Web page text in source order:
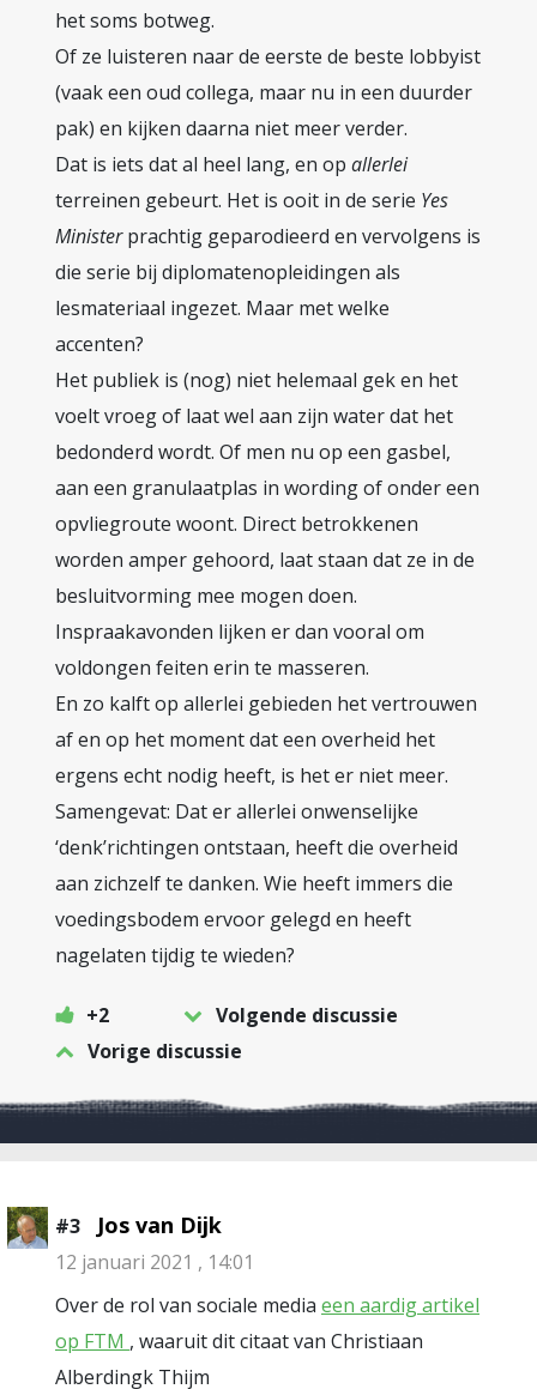
het soms botweg.
Of ze luisteren naar de eerste de beste lobbyist
(vaak een oud collega, maar nu in een duurder
pak) en kijken daarna niet meer verder.
Dat is iets dat al heel lang, en op allerlei
terreinen gebeurt. Het is ooit in de serie Yes
Ministerprachtig geparodieerd en vervolgens is
die serie bij diplomatenopleidingen als
lesmateriaal ingezet. Maar met welke
accenten?
Het publiek is (nog) niet helemaal gek en het
voelt vroeg of laat wel aan zijn water dat het
bedonderd wordt. Of men nu op een gasbel,
aan een granulaatplas in wording of onder een
opvliegroute woont. Direct betrokkenen
worden amper gehoord, laat staan dat ze in de
besluitvorming mee mogen doen.
Inspraakavonden lijken er dan vooral om
voldongen feiten erin te masseren.
En zo kalft op allerlei gebieden het vertrouwen
af en op het moment dat een overheid het
ergens echt nodig heeft, is het er niet meer.
Samengevat: Dat er allerlei onwenselijke
‘denk’richtingen ontstaan, heeft die overheid
aan zichzelf te danken. Wie heeft immers die
voedingsbodem ervoor gelegd en heeft
nagelaten tijdig te wieden?
+2
Volgende discussie
Vorige discussie
#3 Jos van Dijk
12 januari 2021 , 14:01
Over de rol van sociale media een aardig artikel
op FTM , waaruit dit citaat van Christiaan
Alberdingk Thijm